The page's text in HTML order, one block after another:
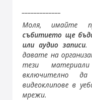
Моля, имайте
събитието ще
или аудио записи.
давате на
тези
включително
видеоклипове в
мрежи.